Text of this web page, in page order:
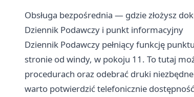
Obsługa bezpośrednia — gdzie złożysz
Dziennik Podawczy i punkt informacyjny
Dziennik Podawczy pełniący funkcję
stronie od windy, w pokoju 11. To tutaj
procedurach oraz odebrać druki
warto potwierdzić telefonicznie